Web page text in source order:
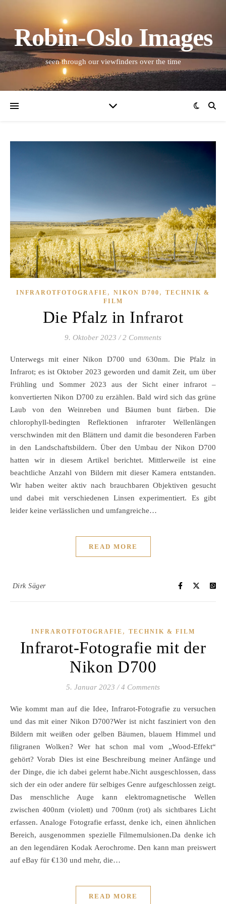
Robin-Oslo Images
seen through our viewfinders over the time
INFRAROTFOTOGRAFIE , NIKON D700 , TECHNIK &
FILM
Die Pfalz in Infrarot
9. Oktober 2023 / 2 Comments
Unterwegs mit einer Nikon D700 und 630nm. Die Pfalz in
Infrarot; es ist Oktober 2023 geworden und damit Zeit, um über
Frühling und Sommer 2023 aus der Sicht einer infrarot –
konvertierten Nikon D700 zu erzählen. Bald wird sich das grüne
Laub von den Weinreben und Bäumen bunt färben. Die
chlorophyll-bedingten Reflektionen infraroter Wellenlängen
verschwinden mit den Blättern und damit die besonderen Farben
in den Landschaftsbildern. Über den Umbau der Nikon D700
hatten wir in diesem Artikel berichtet. Mittlerweile ist eine
beachtliche Anzahl von Bildern mit dieser Kamera entstanden.
Wir haben weiter aktiv nach brauchbaren Objektiven gesucht
und dabei mit verschiedenen Linsen experimentiert. Es gibt
leider keine verlässlichen und umfangreiche…
READ MORE
Dirk Säger
INFRAROTFOTOGRAFIE , TECHNIK & FILM
Infrarot-Fotografie mit der
Nikon D700
5. Januar 2023 / 4 Comments
Wie kommt man auf die Idee, Infrarot-Fotografie zu versuchen
und das mit einer Nikon D700?Wer ist nicht fasziniert von den
Bildern mit weißen oder gelben Bäumen, blauem Himmel und
filigranen Wolken? Wer hat schon mal vom „Wood-Effekt“
gehört? Vorab Dies ist eine Beschreibung meiner Anfänge und
der Dinge, die ich dabei gelernt habe.Nicht ausgeschlossen, dass
sich der ein oder andere für selbiges Genre aufgeschlossen zeigt.
Das menschliche Auge kann elektromagnetische Wellen
zwischen 400nm (violett) und 700nm (rot) als sichtbares Licht
erfassen. Analoge Fotografie erfasst, denke ich, einen ähnlichen
Bereich, ausgenommen spezielle Filmemulsionen.Da denke ich
an den legendären Kodak Aerochrome. Den kann man preiswert
auf eBay für €130 und mehr, die…
READ MORE